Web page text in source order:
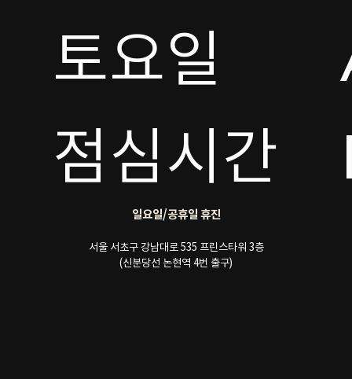
토요일
점심시간
일요일/공휴일 휴진
서울 서초구 강남대로 535 프린스타워 3층
(신분당선 논현역 4번 출구)